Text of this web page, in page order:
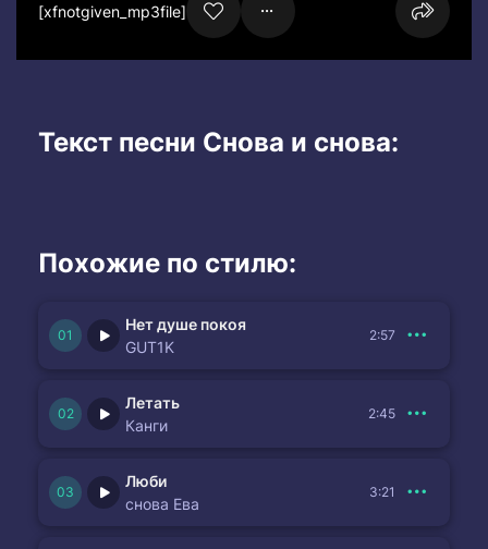
[xfnotgiven_mp3file]
Текст песни Снова и снова:
Похожие по стилю:
Нет душе покоя
GUT1K
2:57
Летать
Канги
2:45
Люби
снова Ева
3:21